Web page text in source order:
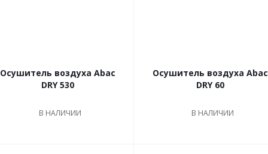
Осушитель воздуха Abac
DRY 530
В НАЛИЧИИ
Осушитель воздуха Abac
DRY 60
В НАЛИЧИИ